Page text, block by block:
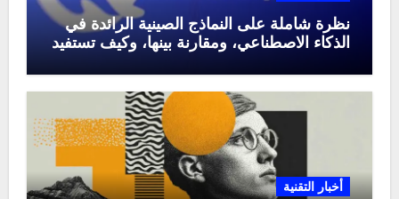
نظرة شاملة على النماذج الصينية الرائدة في
الذكاء الاصطناعي، ومقارنة بينها، وكيف تستفيد
أخبار التقنية